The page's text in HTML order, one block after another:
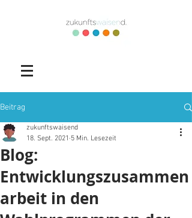
Beitrag
Blog:
Entwicklungszusammen
arbeit in den
zukunftswaisend
18. Sept. 2021 5 Min. Lesezeit